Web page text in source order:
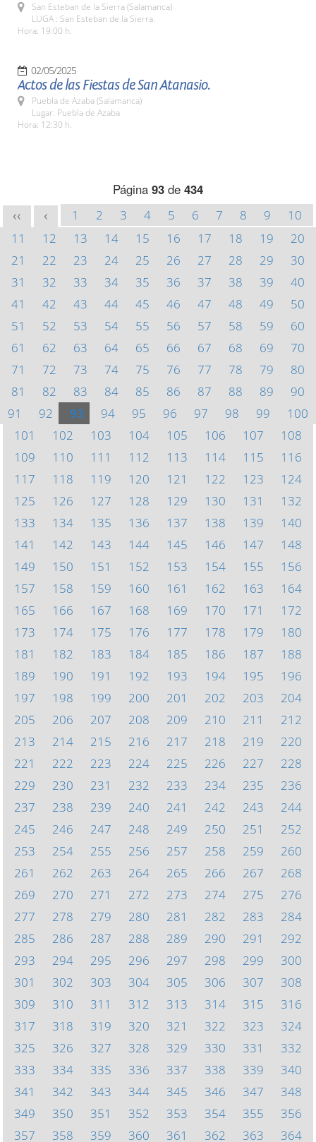
San Esteban de la Sierra (Salamanca)
LUGA : San Esteban de la Sierra.
Hora: 19:00 h.
02/05/2025
Actos de las Fiestas de San Atanasio.
Puebla de Azaba (Salamanca)
Lugar: Puebla de Azaba
Hora: 12:30 h.
Página 93 de 434
<< < 1 2 3 4 5 6 7 8 9
10
11
12 13 14 15 16 17 18 19
20
21
22 23 24 25 26 27 28 29
30
31
32 33 34 35 36 37 38 39
40
41
42 43 44 45 46 47 48 49
50
51
52 53 54 55 56 57 58 59
60
61
62 63 64 65 66 67 68 69
70
71
72 73 74 75 76 77 78 79
80
81
82 83 84 85 86 87 88 89
90
91
92 93 94 95 96 97 98 99
100
101
102 103 104 105 106 107
108
109
110 111 112 113 114 115
116
117
118 119 120 121 122 123
124
125
126 127 128 129 130 131
132
133
134 135 136 137 138 139
140
141
142 143 144 145 146 147
148
149
150 151 152 153 154 155
156
157
158 159 160 161 162 163
164
165
166 167 168 169 170 171
172
173
174 175 176 177 178 179
180
181
182 183 184 185 186 187
188
189
190 191 192 193 194 195
196
197
198 199 200 201 202 203
204
205
206 207 208 209 210 211
212
213
214 215 216 217 218 219
220
221
222 223 224 225 226 227
228
229
230 231 232 233 234 235
236
237
238 239 240 241 242 243
244
245
246 247 248 249 250 251
252
253
254 255 256 257 258 259
260
261
262 263 264 265 266 267
268
269
270 271 272 273 274 275
276
277
278 279 280 281 282 283
284
285
286 287 288 289 290 291
292
293
294 295 296 297 298 299
300
301
302 303 304 305 306 307
308
309
310 311 312 313 314 315
316
317
318 319 320 321 322 323
324
325
326 327 328 329 330 331
332
333
334 335 336 337 338 339
340
341
342 343 344 345 346 347
348
349
350 351 352 353 354 355
356
357
358 359 360 361 362 363 364